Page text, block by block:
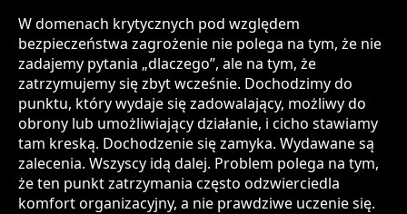
W domenach krytycznych pod względem
bezpieczeństwa zagrożenie nie polega na tym, że nie
zadajemy pytania „dlaczego”, ale na tym, że
zatrzymujemy się zbyt wcześnie. Dochodzimy do
punktu, który wydaje się zadowalający, możliwy do
obrony lub umożliwiający działanie, i cicho stawiamy
tam kreską. Dochodzenie się zamyka. Wydawane są
zalecenia. Wszyscy idą dalej. Problem polega na tym,
że ten punkt zatrzymania często odzwierciedla
komfort organizacyjny, a nie prawdziwe uczenie się.